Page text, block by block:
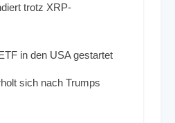
trotz XRP-
in den USA gestartet
sich nach Trumps